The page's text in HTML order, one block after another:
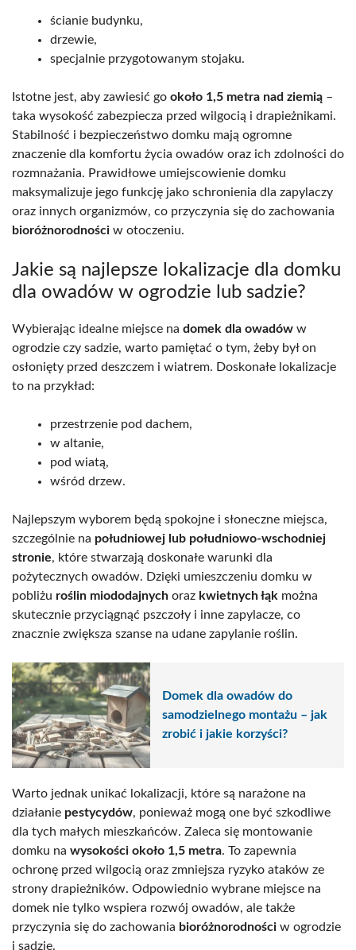
ścianie budynku,
drzewie,
specjalnie przygotowanym stojaku.
Istotne jest, aby zawiesić go około 1,5 metra nad ziemią –
taka wysokość zabezpiecza przed wilgocią i drapieżnikami.
Stabilność i bezpieczeństwo domku mają ogromne
znaczenie dla komfortu życia owadów oraz ich zdolności do
rozmnażania. Prawidłowe umiejscowienie domku
maksymalizuje jego funkcję jako schronienia dla zapylaczy
oraz innych organizmów, co przyczynia się do zachowania
bioróżnorodności w otoczeniu.
Jakie są najlepsze lokalizacje dla domku
dla owadów w ogrodzie lub sadzie?
Wybierając idealne miejsce na domek dla owadów w
ogrodzie czy sadzie, warto pamiętać o tym, żeby był on
osłonięty przed deszczem i wiatrem. Doskonałe lokalizacje
to na przykład:
przestrzenie pod dachem,
w altanie,
pod wiatą,
wśród drzew.
Najlepszym wyborem będą spokojne i słoneczne miejsca,
szczególnie na południowej lub południowo-wschodniej
stronie, które stwarzają doskonałe warunki dla
pożytecznych owadów. Dzięki umieszczeniu domku w
pobliżu roślin miododajnych oraz kwietnych łąk można
skutecznie przyciągnąć pszczoły i inne zapylacze, co
znacznie zwiększa szanse na udane zapylanie roślin.
Domek dla owadów do
samodzielnego montażu – jak
zrobić i jakie korzyści?
Warto jednak unikać lokalizacji, które są narażone na
działanie pestycydów, ponieważ mogą one być szkodliwe
dla tych małych mieszkańców. Zaleca się montowanie
domku na wysokości około 1,5 metra. To zapewnia
ochronę przed wilgocią oraz zmniejsza ryzyko ataków ze
strony drapieżników. Odpowiednio wybrane miejsce na
domek nie tylko wspiera rozwój owadów, ale także
przyczynia się do zachowania bioróżnorodności w ogrodzie
i sadzie.